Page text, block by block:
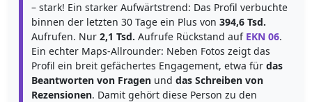
– stark! Ein starker Aufwärtstrend: Das Profil verbuchte
binnen der letzten 30 Tage ein Plus von 394,6 Tsd.
Aufrufen. Nur 2,1 Tsd. Aufrufe Rückstand auf EKN 06.
Ein echter Maps-Allrounder: Neben Fotos zeigt das
Profil ein breit gefächertes Engagement, etwa für das
Beantworten von Fragen und das Schreiben von
Rezensionen. Damit gehört diese Person zu den